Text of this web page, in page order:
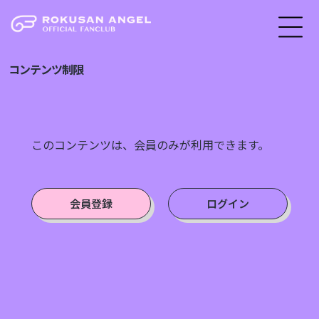
コンテンツ制限
このコンテンツは、会員のみが利用できます。
会員登録 ログイン